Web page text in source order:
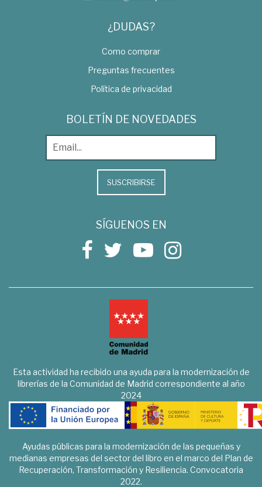
¿DUDAS?
Como comprar
Preguntas frecuentes
Política de privacidad
BOLETÍN DE NOVEDADES
SUSCRIBIRSE
SÍGUENOS EN
Esta actividad ha recibido una ayuda para la modernización de
librerías de la Comunidad de Madrid correspondiente al año
2024
Ayudas públicas para la modernización de las pequeñas y
medianas empresas del sector del libro en el marco del Plan de
Recuperación, Transformación y Resiliencia. Convocatoria
2022.